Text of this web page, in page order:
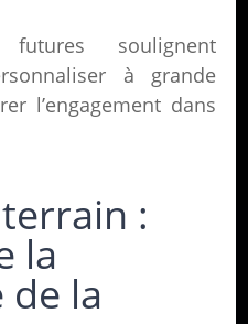
futures soulignent
à grande
l’engagement dans
:
la
de la